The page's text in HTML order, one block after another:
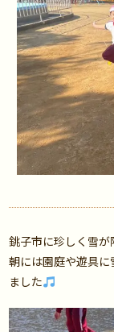
銚子市に珍しく雪
朝には園庭や遊具
ました